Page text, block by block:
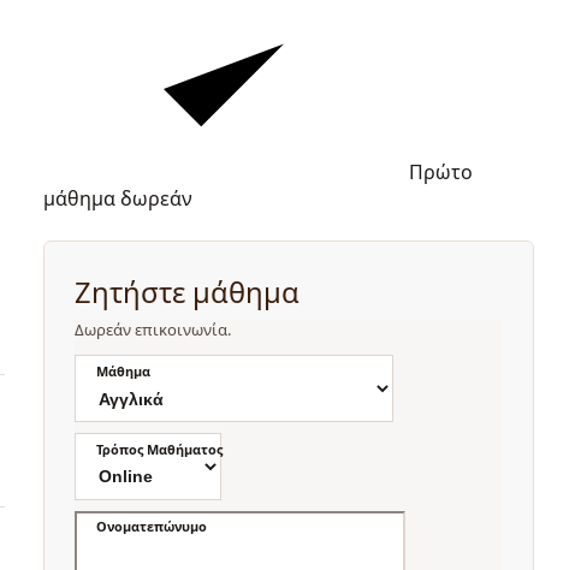
Πρώτο
μάθημα δωρεάν
Ζητήστε μάθημα
Δωρεάν επικοινωνία.
Μάθημα
Τρόπος Μαθήματος
Ονοματεπώνυμο